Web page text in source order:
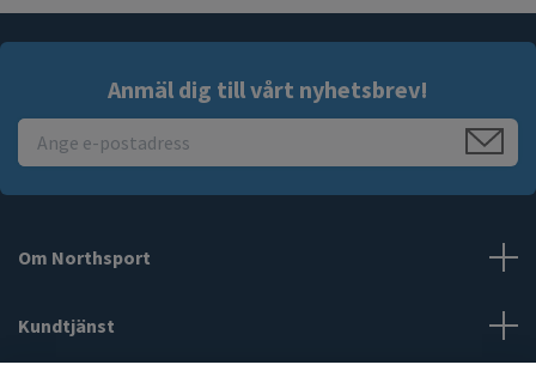
Anmäl dig till vårt nyhetsbrev!
Om Northsport
Kundtjänst